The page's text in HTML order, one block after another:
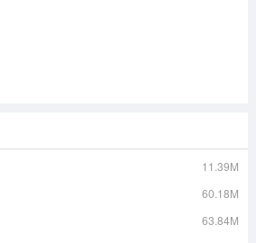
11.39M
60.18M
63.84M